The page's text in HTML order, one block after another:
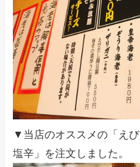
▼当店のオススメの「え
塩辛」を注文しました。